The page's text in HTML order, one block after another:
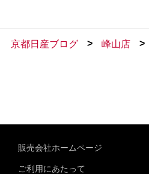
京都日産ブログ > 峰山店 >
販売会社ホームページ
ご利用にあたって